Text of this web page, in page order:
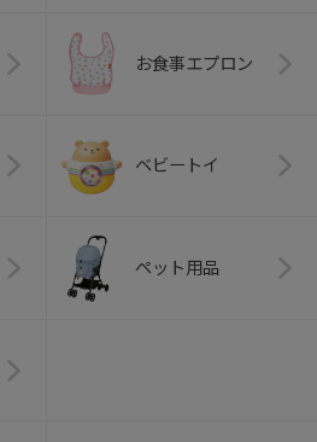
お食事エプロン
ベビートイ
ペット用品